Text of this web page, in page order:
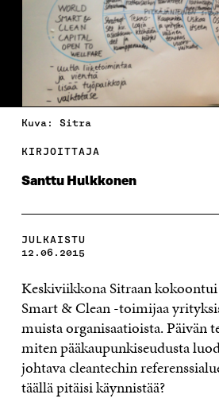
Kuva: Sitra
KIRJOITTAJA
Santtu Hulkkonen
JULKAISTU
12.06.2015
Keskiviikkona Sitraan kokoontui
Smart & Clean -toimijaa
muista organisaatioista. Päivän
miten pääkaupunkiseudusta
johtava cleantechin
täällä pitäisi käynnistää?